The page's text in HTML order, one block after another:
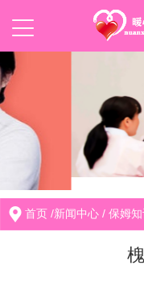
首页 /新闻中心 /保姆知